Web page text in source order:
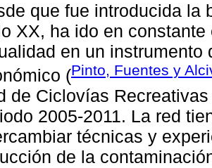
que fue introducida la
XX, ha ido en
en un instrumento
(Pinto, Fuentes y
de Ciclovías
2005-2011. La red
técnicas y
de la